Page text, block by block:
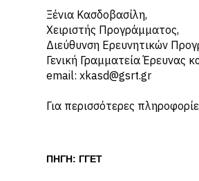
Ξένια Κασδοβασίλη,
Χειριστής Προγράμματος,
Διεύθυνση Ερευνητικών
Γενική Γραμματεία Έρευνας
email: xkasd@gsrt.gr
Για περισσότερες
ΠΗΓΗ: ΓΓΕΤ